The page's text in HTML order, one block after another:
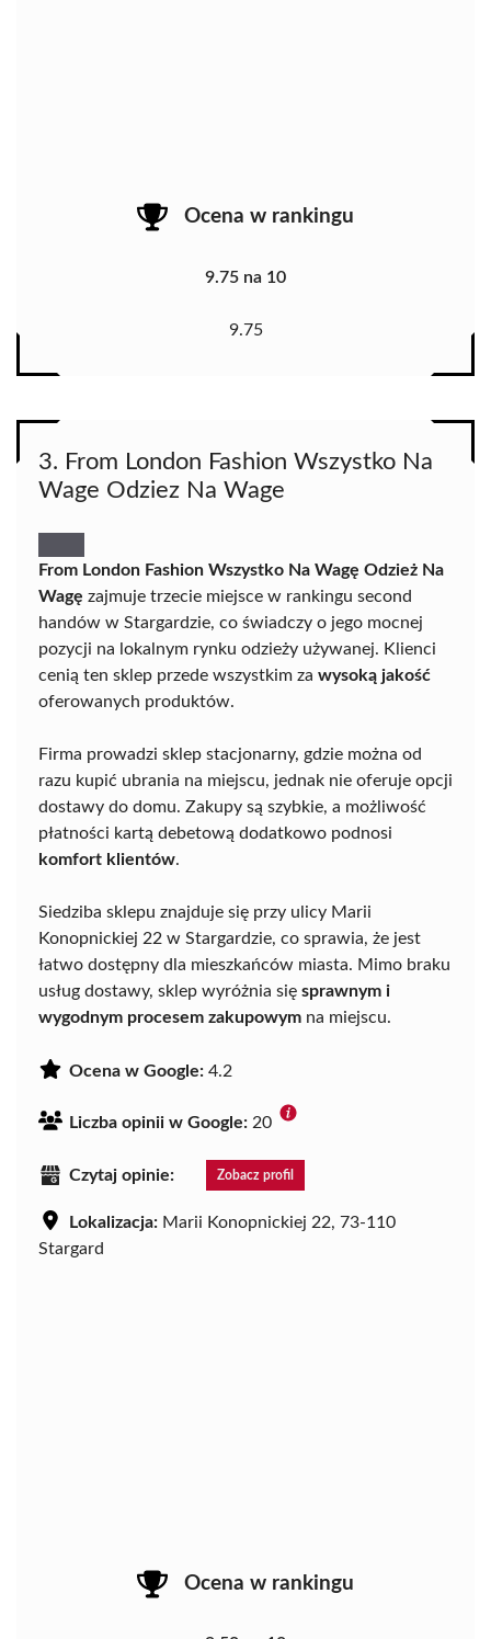
Ocena w rankingu
9.75 na 10
9.75
3. From London Fashion Wszystko Na
Wage Odziez Na Wage
From London Fashion Wszystko Na Wagę Odzież Na
Wagę zajmuje trzecie miejsce w rankingu second
handów w Stargardzie, co świadczy o jego mocnej
pozycji na lokalnym rynku odzieży używanej. Klienci
cenią ten sklep przede wszystkim za wysoką jakość
oferowanych produktów.
Firma prowadzi sklep stacjonarny, gdzie można od
razu kupić ubrania na miejscu, jednak nie oferuje opcji
dostawy do domu. Zakupy są szybkie, a możliwość
płatności kartą debetową dodatkowo podnosi
komfort klientów.
Siedziba sklepu znajduje się przy ulicy Marii
Konopnickiej 22 w Stargardzie, co sprawia, że jest
łatwo dostępny dla mieszkańców miasta. Mimo braku
usług dostawy, sklep wyróżnia się sprawnym i
wygodnym procesem zakupowym na miejscu.
Ocena w Google: 4.2
Liczba opinii w Google: 20
Czytaj opinie: Zobacz profil
Lokalizacja: Marii Konopnickiej 22, 73-110
Stargard
Ocena w rankingu